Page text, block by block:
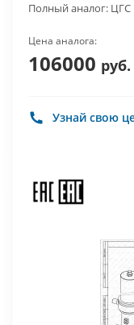
Полный аналог:
Цена аналога:
106000 руб.
Узнай свою